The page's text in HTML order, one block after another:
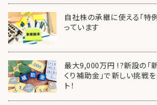
自社株の承継に使える「特
っています
最大9,000万円 !?新設の「
くり補助金」で新しい挑戦
ト！